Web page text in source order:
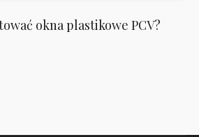
okna plastikowe PCV?